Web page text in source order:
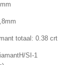
totaal: 0.38 crt
H/SI-1